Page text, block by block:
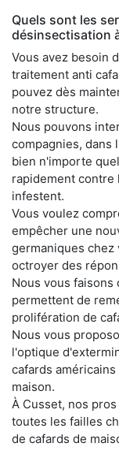
Quels sont les
désinsectisation
Vous avez besoin
traitement anti
pouvez dès
notre structure.
Nous pouvons
compagnies, dans
bien n'importe
rapidement contre
infestent.
Vous voulez
empêcher une
germaniques
octroyer des
Nous vous
permettent de
prolifération de
Nous vous
l'optique
cafards
maison.
À Cusset, nos
toutes les failles
de cafards de